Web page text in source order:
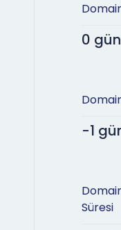
0 gün
-1
Süresi